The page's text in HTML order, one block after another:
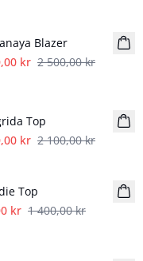
Blazer
kr 2 500,00 kr
Top
kr 2 100,00 kr
Top
kr 1 400,00 kr